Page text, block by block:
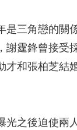
是三角戀的關
謝霆鋒曾接受
和張柏芝結婚
之後迫使兩